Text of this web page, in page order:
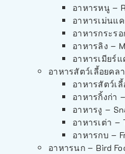
อาหารหนู –
อาหารเม่นแ
อาหารกระร
อาหารลิง –
อาหารเมียร์
อาหารสัตว์เลี้อยคล
อาหารสัตว์เ
อาหารกิ้งก่า
อาหารงู –
อาหารเต่า –
อาหารกบ –
อาหารนก – Bird